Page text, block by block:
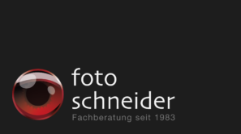
Ja, ich möchte ein Kundenkonto
akzeptiere dieDatenschutzerklärung